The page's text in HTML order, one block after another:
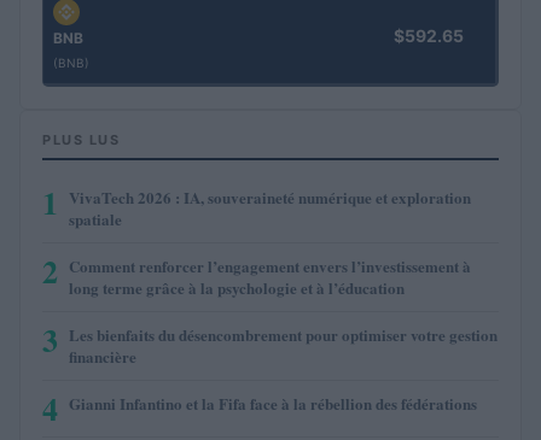
BNB
(BNB)
$592.65
PLUS LUS
1
VivaTech 2026 : IA, souveraineté numérique et exploration
spatiale
2 Comment renforcer l’engagement envers l’investissement à
long terme grâce à la psychologie et à l’éducation
3 Les bienfaits du désencombrement pour optimiser votre gestion
financière
4 Gianni Infantino et la Fifa face à la rébellion des fédérations